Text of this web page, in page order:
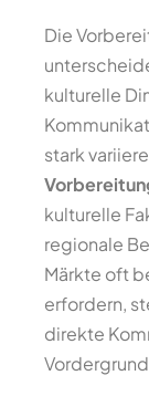
Die
kulturelle
stark
kulturelle
regionale
Märkte oft
erfordern,
direkte